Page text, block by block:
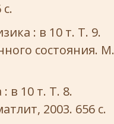
: в 10 т. Т. 9.
состояния. М.
в 10 т. Т. 8.
2003. 656 с.